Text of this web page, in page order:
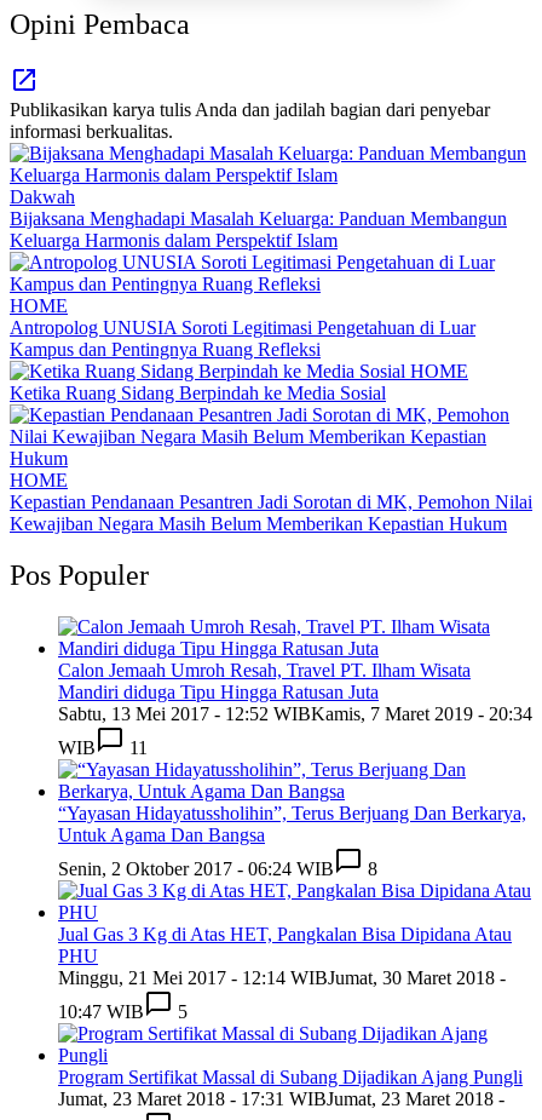
Opini Pembaca
Publikasikan karya tulis Anda dan jadilah bagian dari penyebar
informasi berkualitas.
Dakwah
Bijaksana Menghadapi Masalah Keluarga: Panduan Membangun
Keluarga Harmonis dalam Perspektif Islam
HOME
Antropolog UNUSIA Soroti Legitimasi Pengetahuan di Luar
Kampus dan Pentingnya Ruang Refleksi
HOME
Ketika Ruang Sidang Berpindah ke Media Sosial
HOME
Kepastian Pendanaan Pesantren Jadi Sorotan di MK, Pemohon Nilai
Kewajiban Negara Masih Belum Memberikan Kepastian Hukum
Pos Populer
Calon Jemaah Umroh Resah, Travel PT. Ilham Wisata
Mandiri diduga Tipu Hingga Ratusan Juta
Sabtu, 13 Mei 2017 - 12:52 WIBKamis, 7 Maret 2019 - 20:34
WIB
11
“Yayasan Hidayatussholihin”, Terus Berjuang Dan Berkarya,
Untuk Agama Dan Bangsa
Senin, 2 Oktober 2017 - 06:24 WIB
8
Jual Gas 3 Kg di Atas HET, Pangkalan Bisa Dipidana Atau
PHU
Minggu, 21 Mei 2017 - 12:14 WIBJumat, 30 Maret 2018 -
10:47 WIB
5
Program Sertifikat Massal di Subang Dijadikan Ajang Pungli
Jumat, 23 Maret 2018 - 17:31 WIBJumat, 23 Maret 2018 -